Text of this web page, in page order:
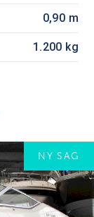
0,90 m
1.200 kg
NY SAG